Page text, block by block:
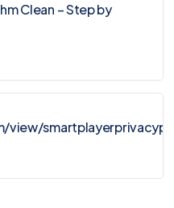
Clean – Step by